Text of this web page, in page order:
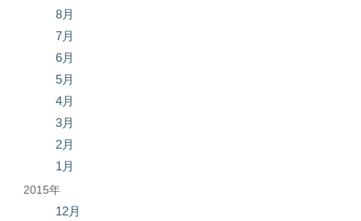
8月
7月
6月
5月
4月
3月
2月
1月
2015年
12月